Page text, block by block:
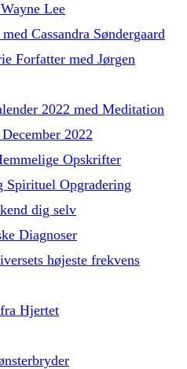
Lee
Cassandra Søndergaard
Forfatter med Jørgen
2022 med Meditation
2022
Opskrifter
Spirituel Opgradering
dig selv
Diagnoser
højeste frekvens
Hjertet